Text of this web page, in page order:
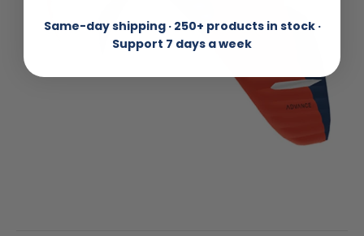
Same-day shipping · 250+ products in stock ·
Support 7 days a week